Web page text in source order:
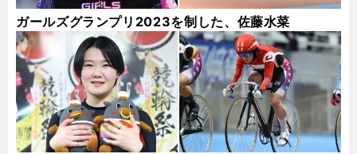
ガールズグランプリ2023を制した、佐藤水菜